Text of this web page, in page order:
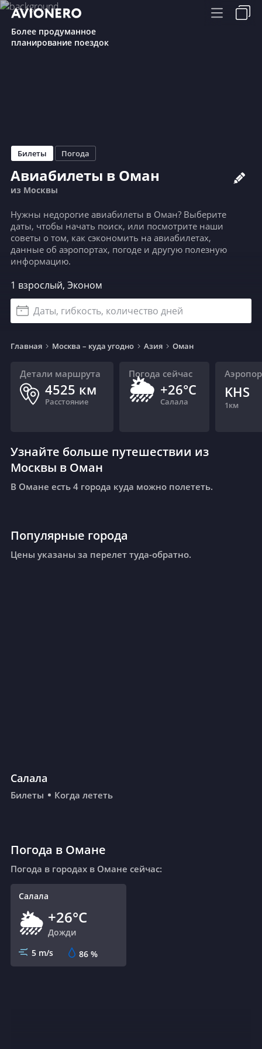
Более продуманное
планирование поездок
Билеты Погода
Авиабилеты в Оман
из Москвы
Нужны недорогие авиабилеты в Оман? Выберите
даты, чтобы начать поиск, или посмотрите наши
советы о том, как сэкономить на авиабилетах,
данные об аэропортах, погоде и другую полезную
информацию.
1 взрослый, Эконом
Даты, гибкость, количество дней
Главная Москва – куда угодно Азия Оман
Детали маршрута
4525 км
Расстояние
Погода сейчас
🌦 +26°C
Салала
KHS
1км
Узнайте больше путешествии из
Москвы в Оман
В Омане есть 4 города куда можно полететь.
Популярные города
Цены указаны за перелет туда-обратно.
Салала
Билеты Когда лететь
Погода в Омане
Погода в городах в Омане сейчас:
Салала
🌦 +26°C
Дожди
5 m/s
86 %